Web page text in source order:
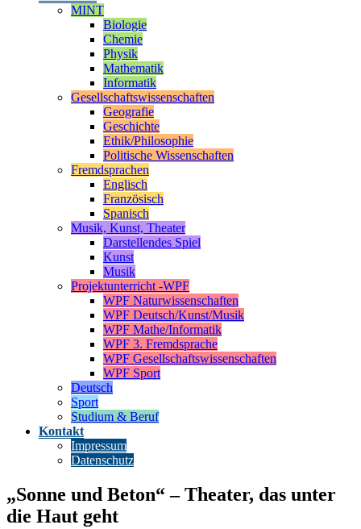
MINT
Biologie
Chemie
Physik
Mathematik
Informatik
Gesellschaftswissenschaften
Geografie
Geschichte
Ethik/Philosophie
Politische Wissenschaften
Fremdsprachen
Englisch
Französisch
Spanisch
Musik, Kunst, Theater
Darstellendes Spiel
Kunst
Musik
Projektunterricht -WPF
WPF Naturwissenschaften
WPF Deutsch/Kunst/Musik
WPF Mathe/Informatik
WPF 3. Fremdsprache
WPF Gesellschaftswissenschaften
WPF Sport
Deutsch
Sport
Studium & Beruf
Kontakt
Impressum
Datenschutz
„Sonne und Beton“ – Theater, das unter
die Haut geht